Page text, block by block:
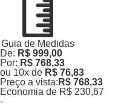
Guia de Medidas
De: R$ 999,00
Por: R$ 768,33
ou 10x de R$ 76,83
Preço a vista: R$ 768,33
Economia de R$ 230,67
-